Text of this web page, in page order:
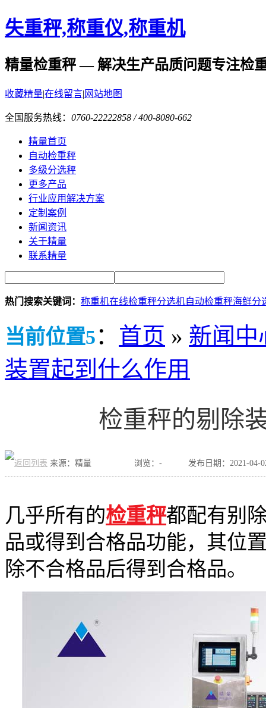
失重秤,称重仪,称重机
精量检重秤 — 解决生产品质问题专注检
收藏精量|在线留言| 网站地图
全国服务热线： 0760-22222858 / 400-8080-662
精量首页
自动检重秤
多级分选秤
更多产品
行业应用解决方案
定制案例
新闻资讯
关于精量
联系精量
热门搜索关键词： 称重机在线检重秤分选机自动检重秤海鲜分
当前位置5： 首页 » 新闻中
装置起到什么作用
检重秤的剔除
来源：精量 浏览： - 发布日期：2021-04-
几乎所有的检重秤都配有别
品或得到合格品功能，其位
除不合格品后得到合格品。